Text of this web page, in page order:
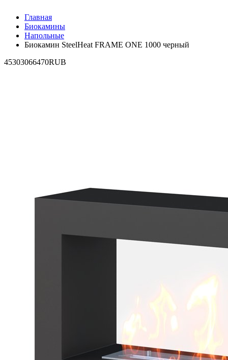
Главная
Биокамины
Напольные
Биокамин SteelHeat FRAME ONE 1000 черный
45303066470RUB